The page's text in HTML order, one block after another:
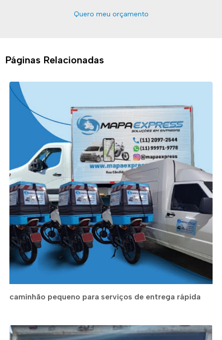
Quero meu orçamento
Páginas Relacionadas
caminhão pequeno para serviços de entrega rápida